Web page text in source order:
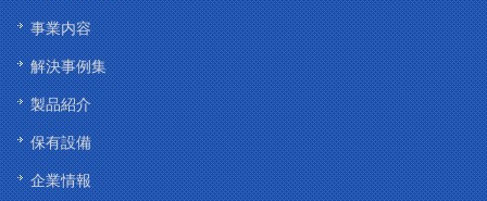
事業内容
解決事例集
製品紹介
保有設備
企業情報